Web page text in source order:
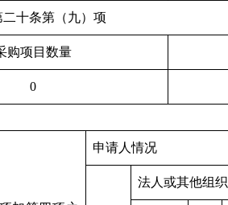
二十条第（九）项
购项目数量
0
申请人情况
法人或其他组织